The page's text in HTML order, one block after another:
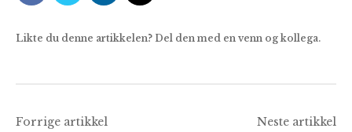
Likte du denne artikkelen? Del den med en venn og kollega.
Forrige artikkel Neste artikkel